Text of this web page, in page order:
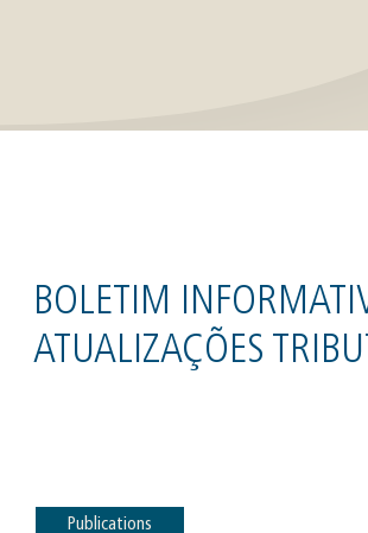
BOLETIM
ATUALIZAÇÕES
Publications